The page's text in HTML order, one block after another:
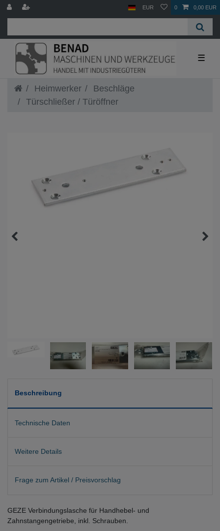
EUR 0 0,00 EUR
☰
Heimwerker
Beschläge
Türschließer / Türöffner
Beschreibung
Technische Daten
Weitere Details
Frage zum Artikel / Preisvorschlag
GEZE Verbindungslasche für Handhebel- und
Zahnstangengetriebe, inkl. Schrauben.